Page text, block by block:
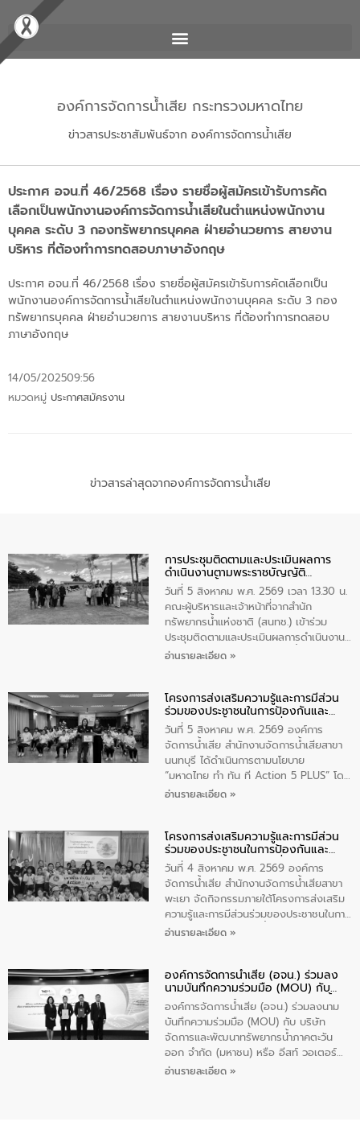
องค์การจัดการน้ำเสีย กระทรวงมหาดไทย
ข่าวสารประชาสัมพันธ์จาก องค์การจัดการน้ำเสีย
ประกาศ อจน.ที่ 46/2568 เรื่อง รายชื่อผู้สมัครเข้ารับการคัด
เลือกเป็นพนักงานองค์การจัดการน้ำเสียในตำแหน่งพนักงาน
บุคคล ระดับ 3 กองทรัพยากรบุคคล ฝ่ายอำนวยการ สายงาน
บริหาร ที่ต้องทำการทดสอบภาษาอังกฤษ
ประกาศ อจน.ที่ 46/2568 เรื่อง รายชื่อผู้สมัครเข้ารับการคัดเลือกเป็น
พนักงานองค์การจัดการน้ำเสียในตำแหน่งพนักงานบุคคล ระดับ 3 กอง
ทรัพยากรบุคคล ฝ่ายอำนวยการ สายงานบริหาร ที่ต้องทำการทดสอบ
ภาษาอังกฤษ
14/05/202509:56
หมวดหมู่ ประกาศสมัครงาน
ข่าวสารล่าสุดจากองค์การจัดการน้ำเสีย
การประชุมติดตามและประเมินผลการ
ดำเนินงานตามพระราชบัญญัติ
ทรัพยากรน้ำ พ.ศ. 2561 ประจำ
ปีงบประมาณ พ.ศ. 2569
วันที่ 5 สิงหาคม พ.ศ. 2569 เวลา 13.30 น.
คณะผู้บริหารและเจ้าหน้าที่จากสำนัก
ทรัพยากรน้ำแห่งชาติ (สนทช.) เข้าร่วม
ประชุมติดตามและประเมินผลการดำเนินงาน
ตามพระราชบัญญัติทรัพยากรน้ำ พ.ศ. 2561
วัดสิงห์ จังหวัดชัยนาท โดยมีนายแสงชัย
สุขชื่น นายกเทศมนตรีตำบลวัดสิงห์ คณะผู้
บริหารเทศบาลตำบลวัดสิงห์ ผู้นำชุมชน และ
ประชาชนในพื้นที่เทศบาลตำบลวัดสิงก์ที่มี
ส่วนได้ส่วนเสียในโครงก่อสร้างศูนย์บริหาร
จัดการคุณภาพน้ำเทศบาลตำบลวัดสิงห์
จังหวัดชัยนาท ให้การต้อนรับ
อ่านรายละเอียด »
โครงการส่งเสริมความรู้และการมีส่วน
ร่วมของประชาชนในการป้องกันและ
แก้ไขปัญหาน้ำเสียอย่างยั่งยืน
วันที่ 5 สิงหาคม พ.ศ. 2569 องค์การ
จัดการน้ำเสีย สำนักงานจัดการน้ำเสียสาขา
นนทบุรี ได้ดำเนินการตามนโยบาย
“มหาดไทย ทำ ทัน ที Action 5 PLUS” โดย
จัดโครงการส่งเสริมความรู้และการมีส่วน
“ชุมชนร่วมใจ น้ำใสยั่งยืน” ได้บรรยายให้
ความรู้เกี่ยวกับการจัดการน้ำเสียและการใช้
ถังดักไขมันให้แก่นักเรียนโรงเรียนวัดบ่อ
(นันทวิทยา) เทศบาลนครปากเกร็ด อำเภอ
ปากเกร็ด จังหวัดนนทบุรี จำนวน 30 คน
อ่านรายละเอียด »
โครงการส่งเสริมความรู้และการมีส่วน
ร่วมของประชาชนในการป้องกันและ
แก้ไขปัญหาน้ำเสียอย่างยั่งยืน
วันที่ 4 สิงหาคม พ.ศ. 2569 องค์การ
จัดการน้ำเสีย สำนักงานจัดการน้ำเสียสาขา
พะเยา จัดกิจกรรมภายใต้โครงการส่งเสริม
ความรู้และการมีส่วนร่วมของประชาชนในการ
ป้องกันและแก้ไขปัญหาน้ำเสียอย่างยั่งยืน
ชุมชนและการบำบัดน้ำเสียเบื้องต้น ให้กับ
นักเรียนชั้นประถมศึกษาปีที่ 5 โรงเรียน
เทศบาล 1 (พะเยาประชานุกูล) จำนวน 30
คน
อ่านรายละเอียด »
องค์การจัดการน้ำเสีย (อจน.) ร่วมลง
นามบันทึกความร่วมมือ (MOU) กับ
บริษัท จัดการและพัฒนาทรัพยากรน้ำ
ภาคตะวันออก จำกัด (มหาชน) หรือ อีส
ท์ วอเตอร์
องค์การจัดการน้ำเสีย (อจน.) ร่วมลงนาม
บันทึกความร่วมมือ (MOU) กับ บริษัท
จัดการและพัฒนาทรัพยากรน้ำภาคตะวัน
ออก จำกัด (มหาชน) หรือ อีสท์ วอเตอร์
เมื่อวันอังคารที่ 4 สิงหาคม 2569 ณ ห้อง
อ่านรายละเอียด »